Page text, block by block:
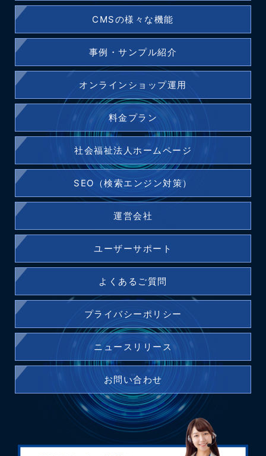
CMSの様々な機能
事例・サンプル紹介
オンラインショップ運用
料金プラン
社会福祉法人ホームページ
SEO（検索エンジン対策）
運営会社
ユーザーサポート
よくあるご質問
プライバシーポリシー
ニュースリリース
お問い合わせ